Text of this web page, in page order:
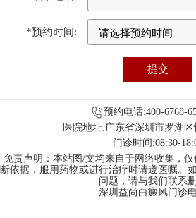
*预约时间:
预约电话:400-6768-
医院地址:广东省深圳市罗湖区
门诊时间:08:30-
免责声明：本站图/文均来自于网络收集，
断依据，服用药物或进行治疗时请遵医嘱。
问题，请与我们联系删
深圳益尚白癜风门诊